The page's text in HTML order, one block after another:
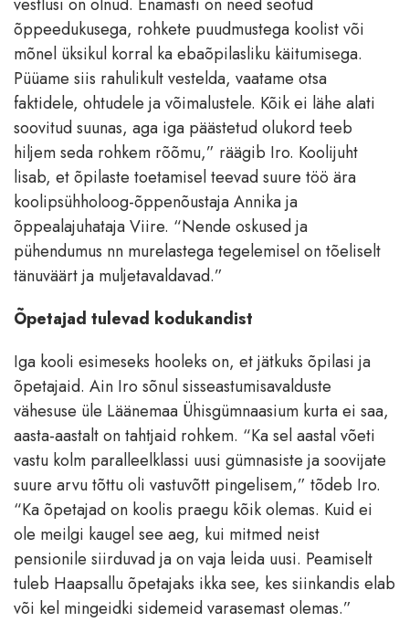
õppeedukusega, rohkete puudmustega koolist või
mõnel üksikul korral ka ebaõpilasliku käitumisega.
Püüame siis rahulikult vestelda, vaatame otsa
faktidele, ohtudele ja võimalustele. Kõik ei lähe alati
soovitud suunas, aga iga päästetud olukord teeb
hiljem seda rohkem rõõmu,” räägib Iro. Koolijuht
lisab, et õpilaste toetamisel teevad suure töö ära
koolipsühholoog-õppenõustaja Annika ja
õppealajuhataja Viire. “Nende oskused ja
pühendumus nn murelastega tegelemisel on tõeliselt
tänuväärt ja muljetavaldavad.”
Õpetajad tulevad kodukandist
Iga kooli esimeseks hooleks on, et jätkuks õpilasi ja
õpetajaid. Ain Iro sõnul sisseastumisavalduste
vähesuse üle Läänemaa Ühisgümnaasium kurta ei saa,
aasta-aastalt on tahtjaid rohkem. “Ka sel aastal võeti
vastu kolm paralleelklassi uusi gümnasiste ja soovijate
suure arvu tõttu oli vastuvõtt pingelisem,” tõdeb Iro.
“Ka õpetajad on koolis praegu kõik olemas. Kuid ei
ole meilgi kaugel see aeg, kui mitmed neist
pensionile siirduvad ja on vaja leida uusi. Peamiselt
tuleb Haapsallu õpetajaks ikka see, kes siinkandis elab
või kel mingeidki sidemeid varasemast olemas.”